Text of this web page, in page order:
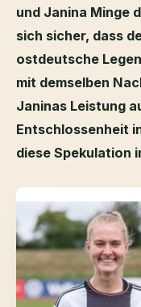
und Janina Minge
sich sicher, dass
ostdeutsche
mit demselben
Janinas Leistung
Entschlossenheit
diese Spekulation